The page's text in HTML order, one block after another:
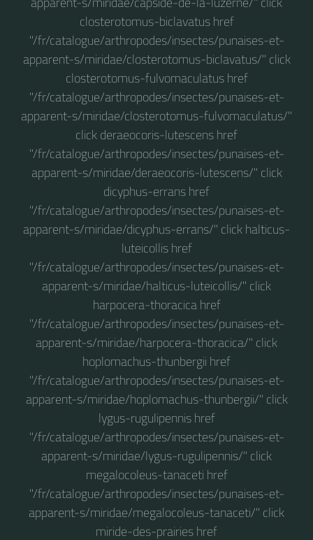
closterotomus-biclavatus href
"/fr/catalogue/arthropodes/insectes/punaises-et-
apparent-s/miridae/closterotomus-biclavatus/" click
closterotomus-fulvomaculatus href
"/fr/catalogue/arthropodes/insectes/punaises-et-
apparent-s/miridae/closterotomus-fulvomaculatus/"
click deraeocoris-lutescens href
"/fr/catalogue/arthropodes/insectes/punaises-et-
apparent-s/miridae/deraeocoris-lutescens/" click
dicyphus-errans href
"/fr/catalogue/arthropodes/insectes/punaises-et-
apparent-s/miridae/dicyphus-errans/" click halticus-
luteicollis href
"/fr/catalogue/arthropodes/insectes/punaises-et-
apparent-s/miridae/halticus-luteicollis/" click
harpocera-thoracica href
"/fr/catalogue/arthropodes/insectes/punaises-et-
apparent-s/miridae/harpocera-thoracica/" click
hoplomachus-thunbergii href
"/fr/catalogue/arthropodes/insectes/punaises-et-
apparent-s/miridae/hoplomachus-thunbergii/" click
lygus-rugulipennis href
"/fr/catalogue/arthropodes/insectes/punaises-et-
apparent-s/miridae/lygus-rugulipennis/" click
megalocoleus-tanaceti href
"/fr/catalogue/arthropodes/insectes/punaises-et-
apparent-s/miridae/megalocoleus-tanaceti/" click
miride-des-prairies href